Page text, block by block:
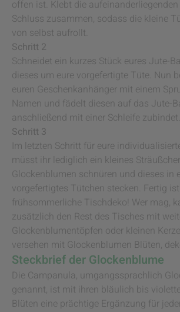
offen ist. Klebt die
Schluss zusammen, sodass die kleine
von selbst aufrollt.
Schritt 2
Schneidet ein kurzes Stück eures Jute-
dieses um eure vorgefertigte Tüte. Nun
euren Geschenkanhänger mit einem
Namen und fädelt diesen auf das Jute-
anschließend mit einer Schleife zubindet.
Schritt 3
Im letzten Schritt für eure
müsst ihr lediglich ein kleines
Glockenblumen schnüren und dieses in
vorgefertigtes Tütchen stecken. Fertig
frühsommerliche Tischdeko! Wer mag,
zusätzlich den Rest des Tisches mit
Glockenblumentöpfen oder kleinen
versehen mit Glockenblumen Blüten,
Steckbrief der Glockenblume
Die Campanula, umgangssprachlich
genannt, ist mit ihren bläulich bis
Blüten eine prächtige Ergänzung für